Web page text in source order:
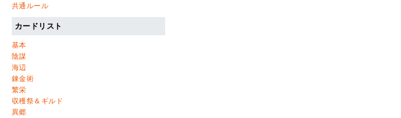
共通ルール
カードリスト
基本
陰謀
海辺
錬金術
繁栄
収穫祭＆ギルド
異郷